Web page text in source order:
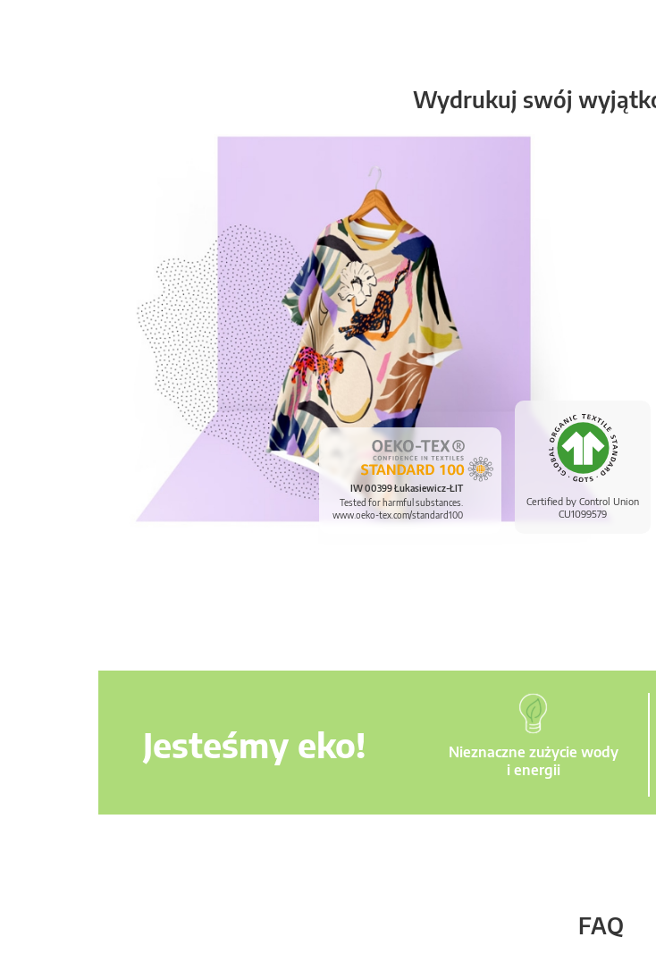
Wydrukuj swój
Certified by Control Union
CU1099579
IW 00399 Łukasiewicz-ŁIT
Tested for harmful substances.
www.oeko-tex.com/standard100
Jesteśmy eko!
Nieznaczne zużycie wody
i energii
FAQ